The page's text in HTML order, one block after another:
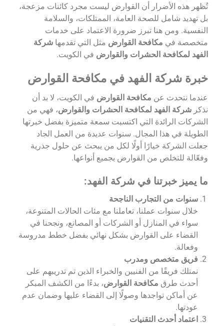
تُظهر هذه الأضرار أن القوارض ليست مجرد كائنات مزعجة،
بل تهديد شامل للصحة العامة، الممتلكات، والسلامة
النفسية. ومن هنا تبرز ضرورة الاعتماد على خدمات
متخصصة في مكافحة القوارض مثل التي تقدمهاشركة
الفهد لمكافحة الحشرات والقوارض في الكويت.
خبرة شركة الفهد في مكافحة القوارض
عندما نتحدث عن مكافحة القوارض في الكويت، لا بد أن
نذكرشركة الفهد لمكافحة الحشرات والقوارض، فهي من
الشركات الرائدة التي اكتسبت سمعة متميزة بفضل خبرتها
الطويلة في هذا المجال. سنوات عديدة من العمل الجاد
جعلت الشركة خيارًا أولًا لكل من يبحث عن حلول جذرية
وفعّالة للتخلص من القوارض بجميع أنواعها.
ما يميز خبرتنا في شركة الفهد:
سنوات من التجارب الناجحة
خلال سنوات عملنا، تعاملنا مع مئات الحالات المتنوعة،
سواء في المنازل أو الشركات أو المصانع، ونجحنا في
القضاء على القوارض بشكل نهائي بفضل خطط مدروسة
وفعالة.
فريق متخصص ومدرب
نمتلك فريقًا من الفنيين والخبراء الذين تم تدريبهم على
أحدث طرق مكافحة القوارض، بدءًا من الكشف المبكر
عن أماكن تواجدها وصولًا إلى القضاء عليها وضمان عدم
عودتها.
اعتماد أحدث التقنيات